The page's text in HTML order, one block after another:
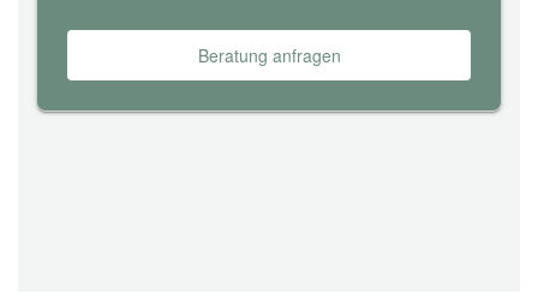
Beratung anfragen